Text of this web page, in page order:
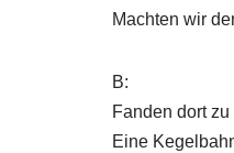
Machten wir
B:
Fanden dort
Eine